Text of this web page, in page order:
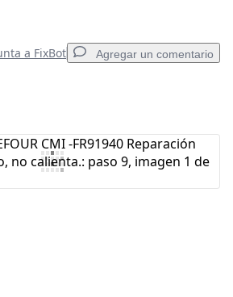
a FixBot Agregar un comentario